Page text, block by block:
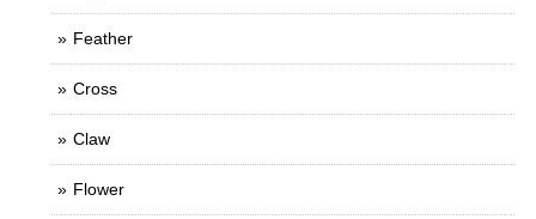
Feather
Cross
Claw
Flower